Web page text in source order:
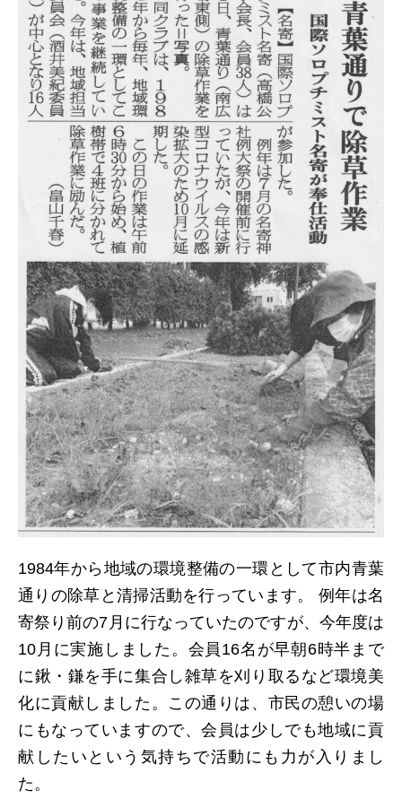
リンク
LINK
お問い合わせ
CONTACT
会員専用
MEMBERS ONLY
1984年から地域の環境整備の一環として市内青葉
通りの除草と清掃活動を行っています。 例年は名
寄祭り前の7月に行なっていたのですが、今年度は
10月に実施しました。会員16名が早朝6時半まで
に鍬・鎌を手に集合し雑草を刈り取るなど環境美
化に貢献しました。この通りは、市民の憩いの場
にもなっていますので、会員は少しでも地域に貢
献したいという気持ちで活動にも力が入りまし
た。